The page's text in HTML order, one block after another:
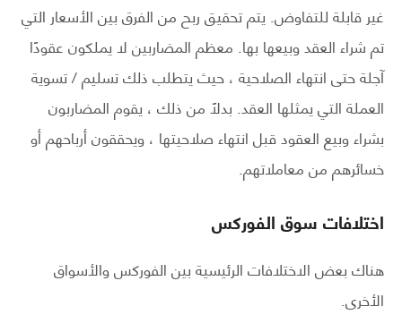
غير قابلة للتفاوض. يتم تحقيق ربح من الفرق بين الأسعار التي
تم شراء العقد وبيعها بها. معظم المضاربين لا يملكون عقودًا
آجلة حتى انتهاء الصلاحية ، حيث يتطلب ذلك تسليم / تسوية
العملة التي يمثلها العقد. بدلاً من ذلك ، يقوم المضاربون
بشراء وبيع العقود قبل انتهاء صلاحيتها ، ويحققون أرباحهم أو
خسائرهم من معاملاتهم.
اختلافات سوق الفوركس
هناك بعض الاختلافات الرئيسية بين الفوركس والأسواق
الأخرى.